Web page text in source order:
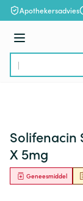
Ga naar de inhoud
Apothekersadvies
Menu
Product, merk,
Solifenacin
X 5mg
Geneesmiddel